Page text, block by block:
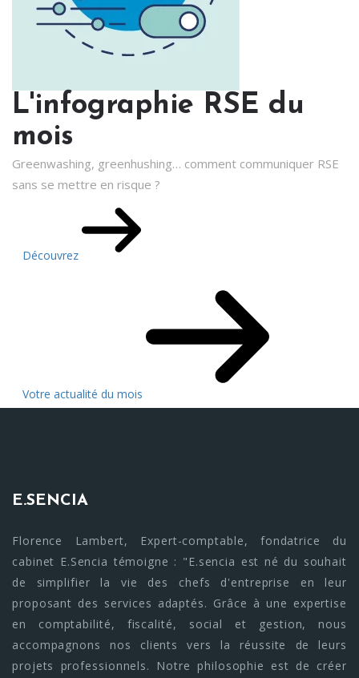
L'infographie RSE du
mois
Greenwashing, greenhushing… comment communiquer RSE
sans se mettre en risque ?
Découvrez
Votre actualité du mois
E.SENCIA
Florence Lambert, Expert-comptable, fondatrice du
cabinet E.Sencia témoigne : "E.sencia est né du souhait
de simplifier la vie des chefs d'entreprise en leur
proposant des services adaptés. Grâce à une expertise
en comptabilité, fiscalité, social et gestion, nous
accompagnons nos clients vers la réussite de leurs
projets professionnels. Notre philosophie est de créer